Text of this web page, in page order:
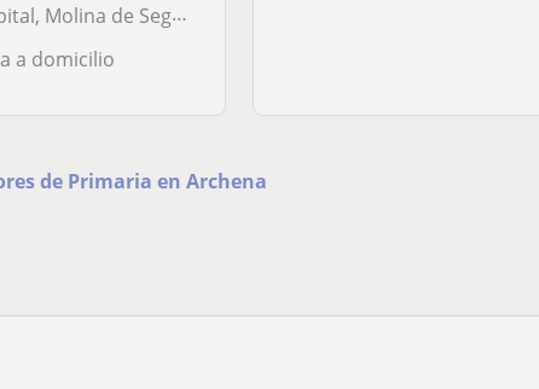
Archena, Ceutí, Lorquí, Ulea, Villan...
a domicilio
de Primaria en Archena